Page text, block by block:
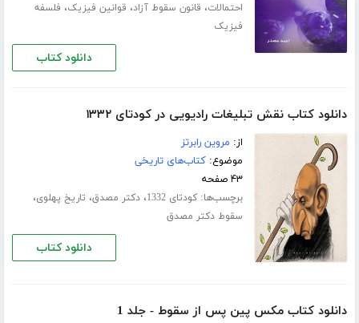
احتمالات، قانون سقوط آزاد، قوانین فیزیک، فلسفه
فیزیک
دانلود کتاب
دانلود کتاب نقش تبلیغات رادیویی در کودتای ۱۳۳۲
از: مروین رابرتز
موضوع:کتاب‌های تاریخی
۴۳ صفحه
برچسب‌ها:کودتای 1332 ،دکتر مصدق، تاریخ پهلوی،
سقوط دکتر مصدق
دانلود کتاب
دانلود کتاب مکس پین پس از سقوط - جلد 1